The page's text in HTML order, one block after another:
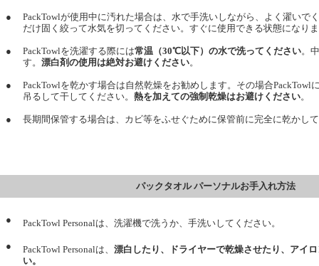
●
PackTowlが使用中に汚れた場合は、水で手洗いしながら、よく濯いで
だけ固く絞って水気を切ってください。すぐに使用できる状態になり
● PackTowlを洗濯する際には常温（30℃以下）の水で洗ってください。
す。 漂白剤の使用は絶対お避けください。
●
PackTowlを乾かす場合は自然乾燥をお勧めします。その場合PackTowl
吊るして干してください。 熱を加えての強制乾燥はお避けください。
● 長期間保管する場合は、カビ等をふせぐために保管前に完全に乾かし
パックタオル パーソナルお手入れ方法
● PackTowl Personalは、洗濯機で洗うか、手洗いしてください。
● PackTowl Personalは、 漂白したり、ドライヤーで乾燥させたり、アイ
い。